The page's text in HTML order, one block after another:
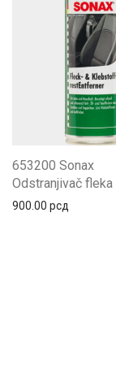
653200 Sonax
Odstranjivač fleka
900.00 рсд